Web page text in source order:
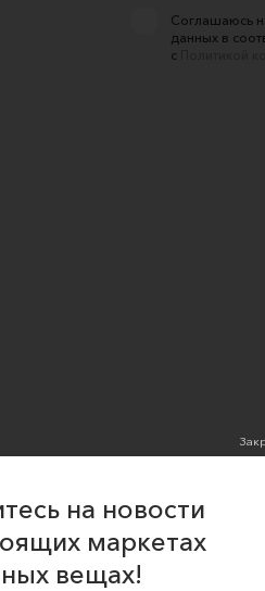
Соглашаюсь
данных в
с
на новости
маркетах
вещах!